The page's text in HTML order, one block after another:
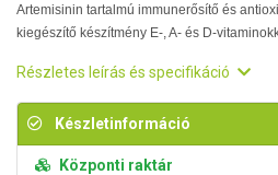
Artemisinin tartalmú immunerősítő és
kiegészítő készítmény E-, A- és D-
Részletes leírás és specifikáció
Készletinformáció
Központi raktár